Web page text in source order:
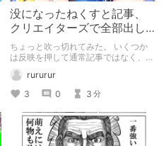
没になったねくすと記事、
クリエイターズで全部出し
てみます。
ちょっと吹っ切れてみた。 いくつか
は反映を押して通常記事ではなく、ク
リエイター記事として出してみようか
なと。rururur
3
0 3 分